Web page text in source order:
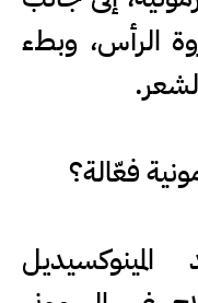
الرأس، وبطء
فعّالة؟